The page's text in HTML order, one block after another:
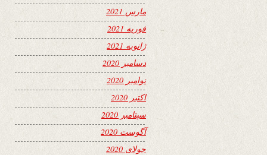
مارس 2021
فوریه 2021
ژانویه 2021
دسامبر 2020
نوامبر 2020
اکتبر 2020
سپتامبر 2020
آگوست 2020
جولای 2020